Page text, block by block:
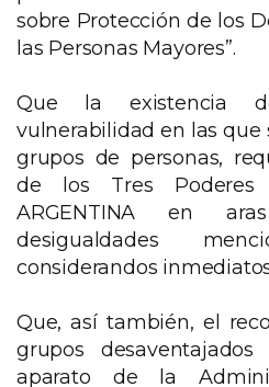
sobre Protección de los
las Personas Mayores”.
Que la existencia
vulnerabilidad en las que
grupos de personas,
de los Tres Poderes
ARGENTINA en
desigualdades
considerandos
Que, así también, el
grupos
aparato de la